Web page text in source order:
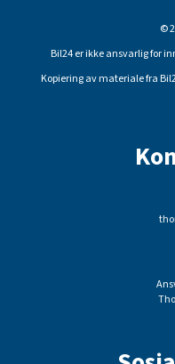
©
Bil24 er ikke ansvarlig for
Kopiering av materiale fra